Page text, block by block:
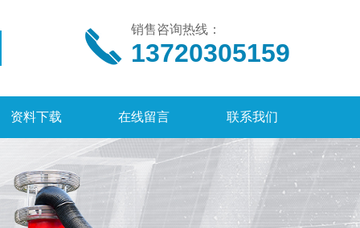
销售咨询热线：
13720305159
资料下载 在线留言 联系我们